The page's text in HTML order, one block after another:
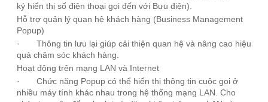
ký hiển thị số điện thoại gọi đến với Bưu điện).
Hỗ trợ quản lý quan hệ khách hàng (Business Management
Popup)
· Thông tin lưu lại giúp cải thiện quan hệ và nâng cao hiệu
quả chăm sóc khách hàng.
Hoạt động trên mạng LAN và Internet
· Chức năng Popup có thể hiển thị thông tin cuộc gọi ở
nhiều máy tính khác nhau trong hệ thống mạng LAN. Cho